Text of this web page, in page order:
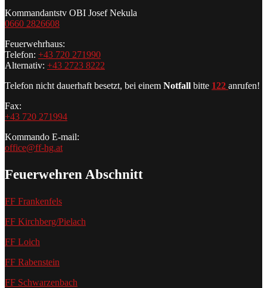
Kommandantstv OBI Josef Nekula
0660 2826608
Feuerwehrhaus:
Telefon: +43 720 271990
Alternativ: +43 2723 8222
Telefon nicht dauerhaft besetzt, bei einem Notfall bitte 122 anrufen!
Fax:
+43 720 271994
Kommando E-mail:
office@ff-hg.at
Feuerwehren Abschnitt
FF Frankenfels
FF Kirchberg/Pielach
FF Loich
FF Rabenstein
FF Schwarzenbach